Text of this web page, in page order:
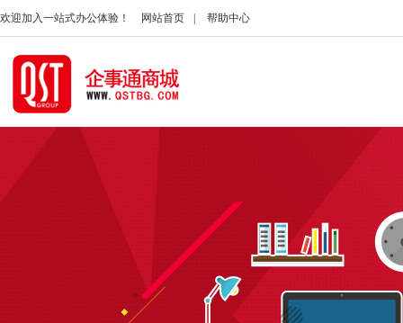
欢迎加入一站式办公体验！ 网站首页 帮助中心